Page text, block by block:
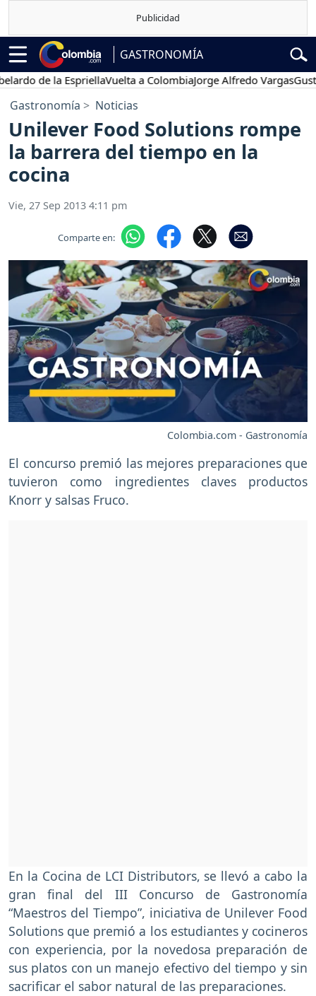
GASTRONOMÍA
de la EspriellaVuelta a ColombiaJorge Alfredo VargasGustavo
Gastronomía Noticias
Unilever Food Solutions rompe
la barrera del tiempo en la
cocina
Vie, 27 Sep 2013 4:11 pm
Comparte en:
Colombia.com - Gastronomía
El concurso premió las mejores preparaciones que
tuvieron como ingredientes claves productos
Knorr y salsas Fruco.
En la Cocina de LCI Distributors, se llevó a cabo la
gran final del III Concurso de Gastronomía
“Maestros del Tiempo”, iniciativa de Unilever Food
Solutions que premió a los estudiantes y cocineros
con experiencia, por la novedosa preparación de
sus platos con un manejo efectivo del tiempo y sin
sacrificar el sabor natural de las preparaciones.